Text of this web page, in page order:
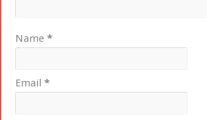
Name*
Email*